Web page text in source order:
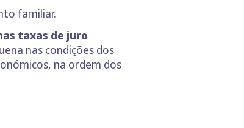
familiar.
taxas de juro
nas condições dos
na ordem dos